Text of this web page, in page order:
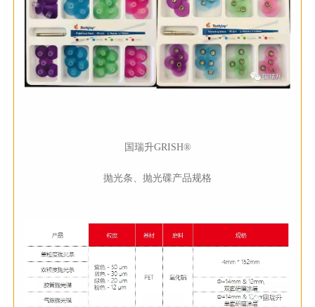
国瑞升GRISH®
抛光条、抛光碟产品规格